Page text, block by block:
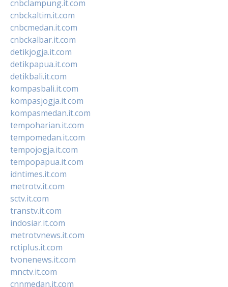
cnbclampung.it.com
cnbckaltim.it.com
cnbcmedan.it.com
cnbckalbar.it.com
detikjogja.it.com
detikpapua.it.com
detikbali.it.com
kompasbali.it.com
kompasjogja.it.com
kompasmedan.it.com
tempoharian.it.com
tempomedan.it.com
tempojogja.it.com
tempopapua.it.com
idntimes.it.com
metrotv.it.com
sctv.it.com
transtv.it.com
indosiar.it.com
metrotvnews.it.com
rctiplus.it.com
tvonenews.it.com
mnctv.it.com
cnnmedan.it.com